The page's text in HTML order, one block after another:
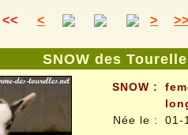
<< < > >>
SNOW des
SNOW :
Née le :
01-